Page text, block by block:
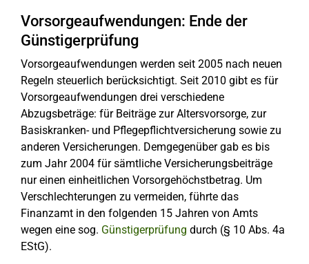
Vorsorgeaufwendungen: Ende der
Günstigerprüfung
Vorsorgeaufwendungen werden seit 2005 nach neuen
Regeln steuerlich berücksichtigt. Seit 2010 gibt es für
Vorsorgeaufwendungen drei verschiedene
Abzugsbeträge: für Beiträge zur Altersvorsorge, zur
Basiskranken- und Pflegepflichtversicherung sowie zu
anderen Versicherungen. Demgegenüber gab es bis
zum Jahr 2004 für sämtliche Versicherungsbeiträge
nur einen einheitlichen Vorsorgehöchstbetrag. Um
Verschlechterungen zu vermeiden, führte das
Finanzamt in den folgenden 15 Jahren von Amts
wegen eine sog. Günstigerprüfung durch (§ 10 Abs. 4a
EStG).